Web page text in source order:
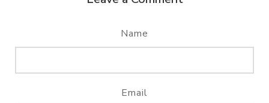
Name
Email